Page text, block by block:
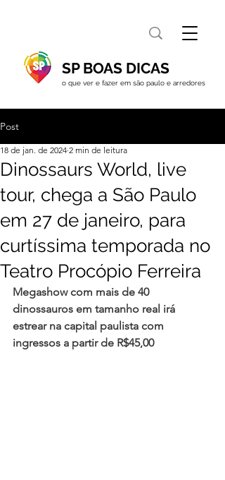
SP BOAS DICAS
o que ver e fazer em são paulo e arredores
Post
Dinossaurs World, live
tour, chega a São Paulo
em 27 de janeiro, para
curtíssima temporada no
Teatro Procópio Ferreira
18 de jan. de 2024 2 min de leitura
Megashow com mais de 40
dinossauros em tamanho real irá
estrear na capital paulista com
ingressos a partir de R$45,00